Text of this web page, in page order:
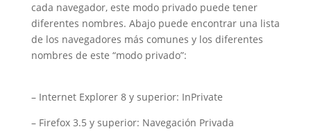
cada navegador, este modo privado puede tener
diferentes nombres. Abajo puede encontrar una lista
de los navegadores más comunes y los diferentes
nombres de este “modo privado”:
– Internet Explorer 8 y superior: InPrivate
– Firefox 3.5 y superior: Navegación Privada